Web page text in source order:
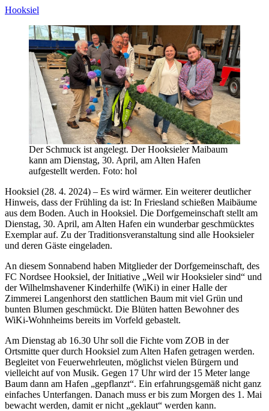
Hooksiel
Der Schmuck ist angelegt. Der Hooksieler Maibaum
kann am Dienstag, 30. April, am Alten Hafen
aufgestellt werden. Foto: hol
Hooksiel (28. 4. 2024) – Es wird wärmer. Ein weiterer deutlicher
Hinweis, dass der Frühling da ist: In Friesland schießen Maibäume
aus dem Boden. Auch in Hooksiel. Die Dorfgemeinschaft stellt am
Dienstag, 30. April, am Alten Hafen ein wunderbar geschmücktes
Exemplar auf. Zu der Traditionsveranstaltung sind alle Hooksieler
und deren Gäste eingeladen.
An diesem Sonnabend haben Mitglieder der Dorfgemeinschaft, des
FC Nordsee Hooksiel, der Initiative „Weil wir Hooksieler sind“ und
der Wilhelmshavener Kinderhilfe (WiKi) in einer Halle der
Zimmerei Langenhorst den stattlichen Baum mit viel Grün und
bunten Blumen geschmückt. Die Blüten hatten Bewohner des
WiKi-Wohnheims bereits im Vorfeld gebastelt.
Am Dienstag ab 16.30 Uhr soll die Fichte vom ZOB in der
Ortsmitte quer durch Hooksiel zum Alten Hafen getragen werden.
Begleitet von Feuerwehrleuten, möglichst vielen Bürgern und
vielleicht auf von Musik. Gegen 17 Uhr wird der 15 Meter lange
Baum dann am Hafen „gepflanzt“. Ein erfahrungsgemäß nicht ganz
einfaches Unterfangen. Danach muss er bis zum Morgen des 1. Mai
bewacht werden, damit er nicht „geklaut“ werden kann.